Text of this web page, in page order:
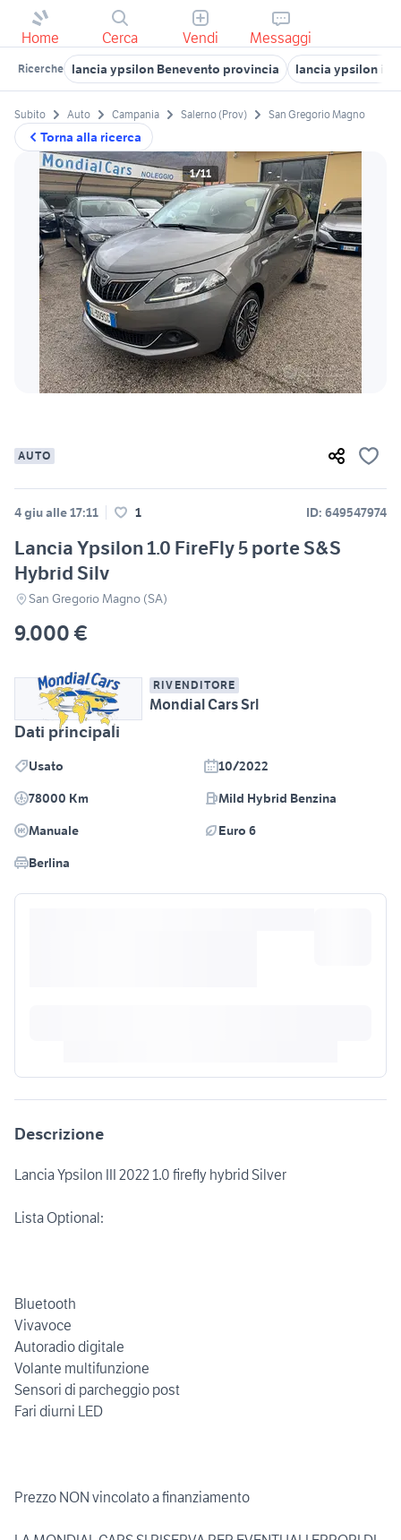
Home Cerca Vendi Messaggi
Ricerche lancia ypsilon Benevento provincia lancia ypsilon in
Torna alla ricerca
Subito Auto Campania Salerno (Prov) San Gregorio Magno
1/11
AUTO
4 giu alle 17:11 1 ID: 649547974
Lancia Ypsilon 1.0 FireFly 5 porte S&S
Hybrid Silv
San Gregorio Magno (SA)
9.000 €
RIVENDITORE
Mondial Cars Srl
Dati principali
Usato
10/2022
78000 Km
Mild Hybrid Benzina
Manuale
Euro 6
Berlina
Descrizione
Lancia Ypsilon III 2022 1.0 firefly hybrid Silver
Lista Optional:
Bluetooth
Vivavoce
Autoradio digitale
Volante multifunzione
Sensori di parcheggio post
Fari diurni LED
Prezzo NON vincolato a finanziamento